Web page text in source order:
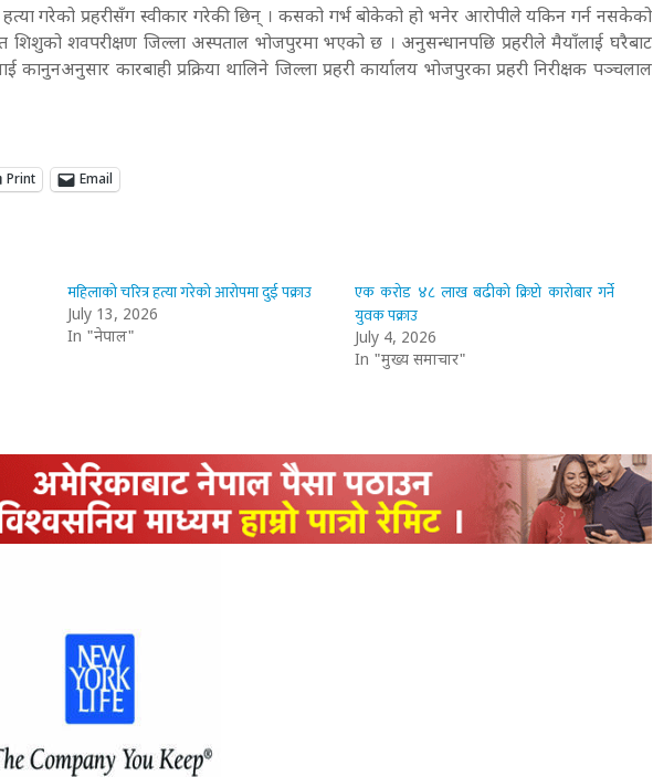
गरेको प्रहरीसँग स्वीकार गरेकी छिन् । कसको गर्भ बोकेको हो भनेर आरोपीले यकिन गर्न नसकेको
शवपरीक्षण जिल्ला अस्पताल भोजपुरमा भएको छ । अनुसन्धानपछि प्रहरीले मैयाँलाई घरैबाट
कानुनअनुसार कारबाही प्रक्रिया थालिने जिल्ला प्रहरी कार्यालय भोजपुरका प्रहरी निरीक्षक पञ्चलाल
Print Email
महिलाको चरित्र हत्या गरेको आरोपमा दुई पक्राउ
July 13, 2026
In "नेपाल"
एक करोड ४८ लाख बढीको क्रिप्टो कारोबार गर्ने
युवक पक्राउ
July 4, 2026
In "मुख्य समाचार"